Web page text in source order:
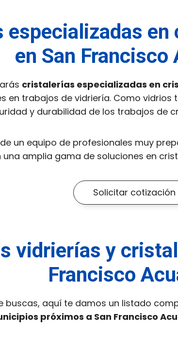
especializadas en
en San Francisco
cristalerías especializadas en
en trabajos de vidriería. Como
y durabilidad de los trabajos de
un equipo de profesionales muy
amplia gama de soluciones en
Solicitar cotización
vidrierías y
Francisco
buscas, aquí te damos un listado
próximos a San Francisco